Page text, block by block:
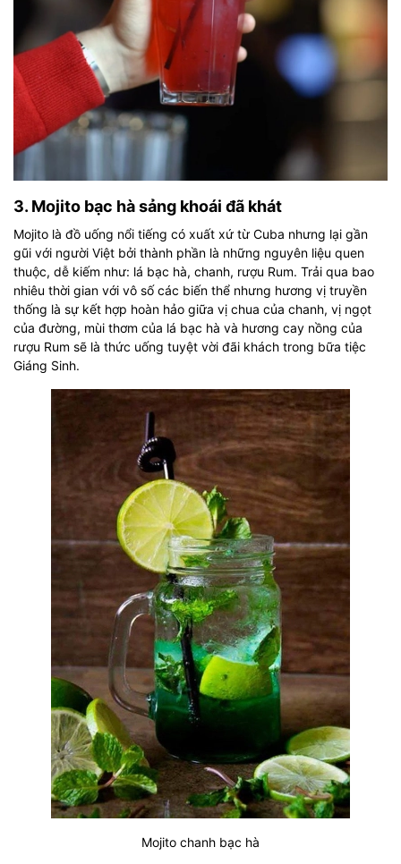
3. Mojito bạc hà sảng khoái đã khát
Mojito là đồ uống nổi tiếng có xuất xứ từ Cuba nhưng lại gần
gũi với người Việt bởi thành phần là những nguyên liệu quen
thuộc, dễ kiếm như: lá bạc hà, chanh, rượu Rum. Trải qua bao
nhiêu thời gian với vô số các biến thể nhưng hương vị truyền
thống là sự kết hợp hoàn hảo giữa vị chua của chanh, vị ngọt
của đường, mùi thơm của lá bạc hà và hương cay nồng của
rượu Rum sẽ là thức uống tuyệt vời đãi khách trong bữa tiệc
Giáng Sinh.
Mojito chanh bạc hà